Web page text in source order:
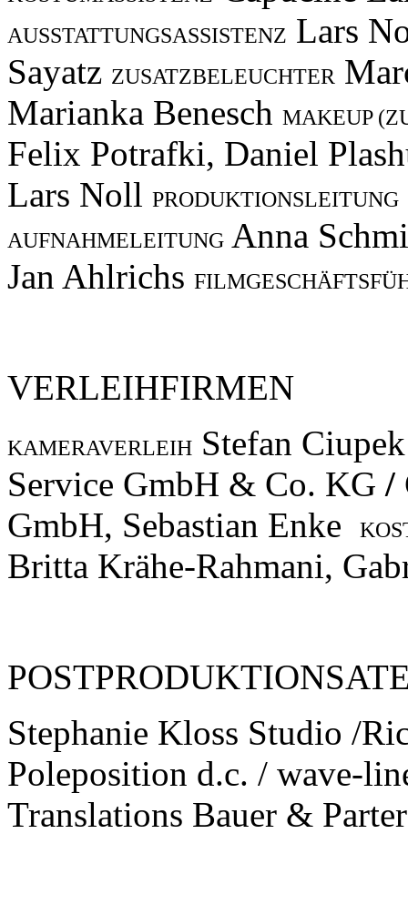
AUSSTATTUNGSASSISTENZ Lars
Sayatz ZUSATZBELEUCHTER
Marianka Benesch MAKEUP
Felix Potrafki, Daniel
Lars Noll PRODUKTIONSLEITUNG
AUFNAHMELEITUNG Anna
Jan Ahlrichs
VERLEIHFIRMEN
KAMERAVERLEIH Stefan
Service GmbH & Co. KG /
GmbH, Sebastian Enke
Britta Krähe-Rahmani,
Stephanie Kloss Studio /
Poleposition d.c. / wave-
Translations Bauer &